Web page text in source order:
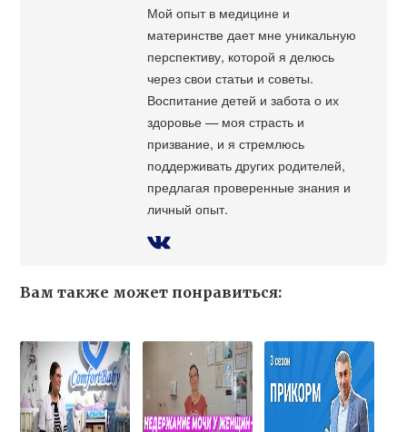
Мой опыт в медицине и
материнстве дает мне уникальную
перспективу, которой я делюсь
через свои статьи и советы.
Воспитание детей и забота о их
здоровье — моя страсть и
призвание, и я стремлюсь
поддерживать других родителей,
предлагая проверенные знания и
личный опыт.
Вам также может понравиться: